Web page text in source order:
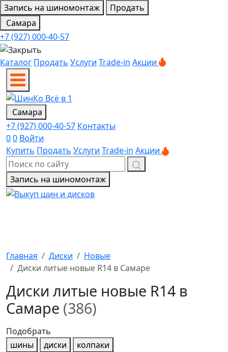
Запись на шиномонтаж
Продать
Самара
+7 (927) 000-40-57
Каталог Продать Услуги Trade-in Акции
Самара
+7 (927) 000-40-57 Контакты
00 Войти
Купить Продать Услуги Trade-in Акции
Запись на шиномонтаж
Главная Диски
Новые
Диски литые новые R14 в Самаре
Диски литые новые R14 в
Самаре (386)
Подобрать
шины
диски
колпаки